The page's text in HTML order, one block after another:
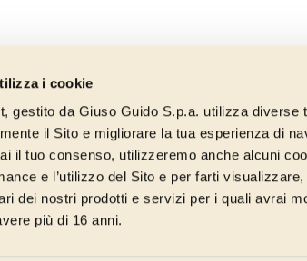
i cookie
gestito da Giuso Guido S.p.a. utilizza diverse
il Sito e migliorare la tua esperienza di
il tuo consenso, utilizzeremo anche alcuni
e l’utilizzo del Sito e per farti
dei nostri prodotti e servizi per i quali avrai
più di 16 anni.